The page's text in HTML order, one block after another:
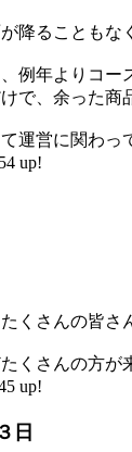
降ることもな
例年よりコ
で、余った商
運営に関わっ
up!
くさんの皆さ
くさんの方が
up!
日